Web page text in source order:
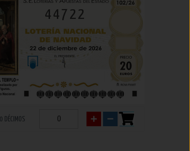
44722
DÉCIMOS